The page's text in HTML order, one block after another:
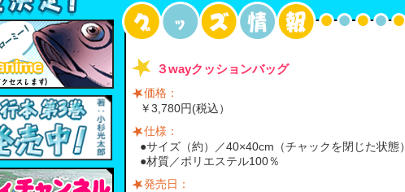
３wayクッションバッグ
価格：
￥3,780円(税込）
仕様：
●サイズ（約）／40×40cm（チャックを閉じた状態）
●材質／ポリエステル100％
発売日：